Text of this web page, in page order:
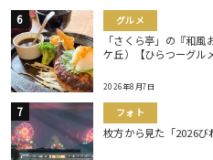
グルメ
「さくら亭」の『和
ケ丘）【ひらつーグルメ
2026年8月7日
フォト
枚方から見た「2026び